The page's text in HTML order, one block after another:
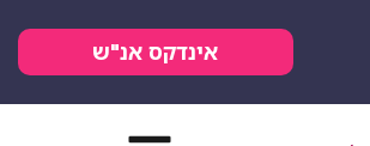
אינדקס אנ"ש